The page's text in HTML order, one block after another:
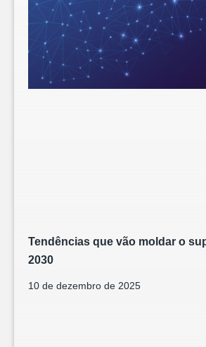
Tendências que vão moldar o
2030
10 de dezembro de 2025